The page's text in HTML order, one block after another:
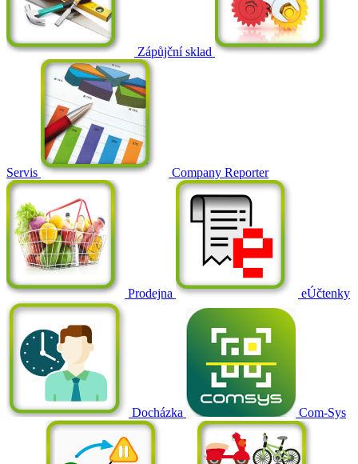
Zápůjční sklad
Servis Company Reporter
Prodejna eÚčtenky
Docházka Com-Sys